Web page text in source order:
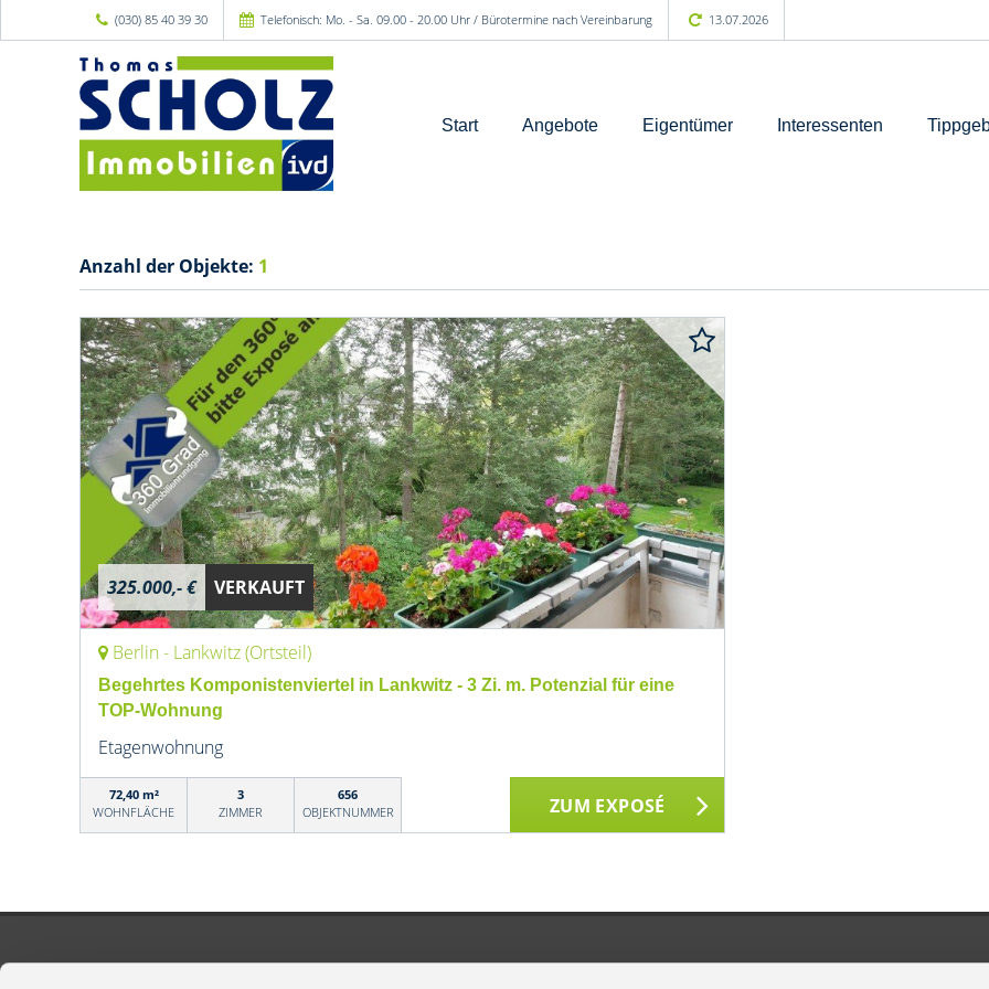
(030) 85 40 39 30 Telefonisch: Mo. - Sa. 09.00 - 20.00 Uhr / Bürotermine nach Vereinbarung 13.07.2026
Start Angebote Eigentümer Interessenten
Anzahl der Objekte: 1
325.000,- € VERKAUFT
Berlin - Lankwitz (Ortsteil)
Begehrtes Komponistenviertel in Lankwitz - 3 Zi. m. Potenzial für eine
TOP-Wohnung
Etagenwohnung
72,40 m²
WOHNFLÄCHE
3
ZIMMER
656
OBJEKTNUMMER
ZUM EXPOSÉ